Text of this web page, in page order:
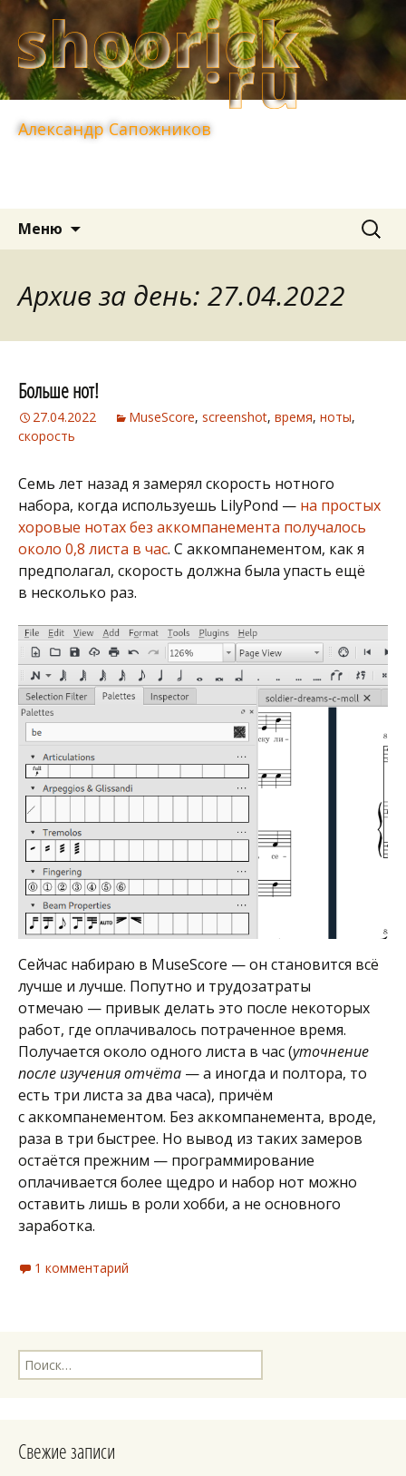
Александр Сапожников
Меню Найти:
Архив за день: 27.04.2022
Больше нот!
27.04.2022 MuseScore, screenshot, время, ноты,
скорость
Семь лет назад я замерял скорость нотного
набора, когда используешь LilyPond — на простых
хоровые нотах без аккомпанемента получалось
около 0,8 листа в час. С аккомпанементом, как я
предполагал, скорость должна была упасть ещё
в несколько раз.
Сейчас набираю в MuseScore — он становится всё
лучше и лучше. Попутно и трудозатраты
отмечаю — привык делать это после некоторых
работ, где оплачивалось потраченное время.
Получается около одного листа в час (уточнение
после изучения отчёта — а иногда и полтора, то
есть три листа за два часа), причём
с аккомпанементом. Без аккомпанемента, вроде,
раза в три быстрее. Но вывод из таких замеров
остаётся прежним — программирование
оплачивается более щедро и набор нот можно
оставить лишь в роли хобби, а не основного
заработка.
1 комментарий
Найти:
Свежие записи